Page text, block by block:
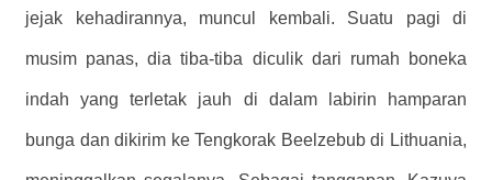
jejak kehadirannya, muncul kembali. Suatu pagi di
musim panas, dia tiba-tiba diculik dari rumah boneka
indah yang terletak jauh di dalam labirin hamparan
bunga dan dikirim ke Tengkorak Beelzebub di Lithuania,